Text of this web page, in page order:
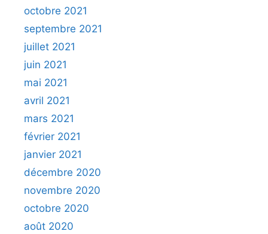
octobre 2021
septembre 2021
juillet 2021
juin 2021
mai 2021
avril 2021
mars 2021
février 2021
janvier 2021
décembre 2020
novembre 2020
octobre 2020
août 2020